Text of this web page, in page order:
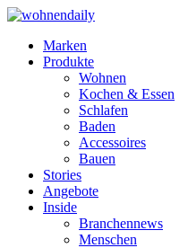
Marken
Produkte
Wohnen
Kochen & Essen
Schlafen
Baden
Accessoires
Bauen
Stories
Angebote
Inside
Branchennews
Menschen